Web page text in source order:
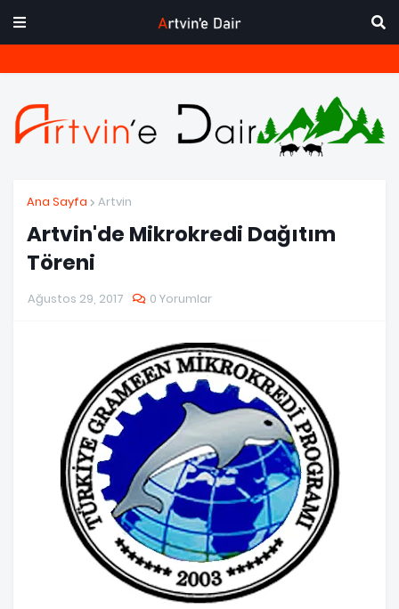
Ana Sayfa Artvin
Artvin'de Mikrokredi Dağıtım
Töreni
Ağustos 29, 2017 0 Yorumlar